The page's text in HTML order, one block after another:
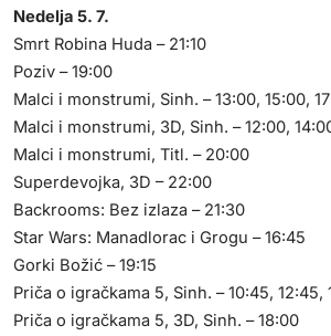
Nedelja 5. 7.
Smrt Robina Huda – 21:10
Poziv – 19:00
Malci i monstrumi, Sinh. – 13:00, 15:00,
Malci i monstrumi, 3D, Sinh. – 12:00,
Malci i monstrumi, Titl. – 20:00
Superdevojka, 3D – 22:00
Backrooms: Bez izlaza – 21:30
Star Wars: Manadlorac i Grogu – 16:45
Gorki Božić – 19:15
Priča o igračkama 5, Sinh. – 10:45, 12:45,
Priča o igračkama 5, 3D, Sinh. – 18:00